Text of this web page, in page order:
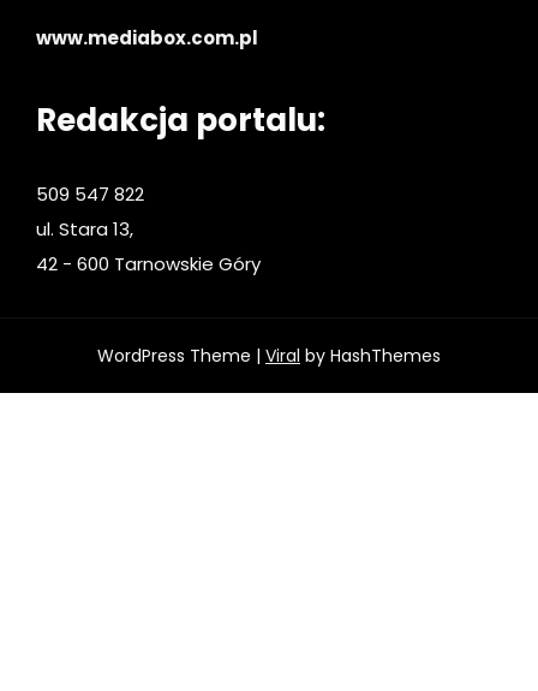
www.mediabox.com.pl
Redakcja portalu:
509 547 822
ul. Stara 13,
42 - 600 Tarnowskie Góry
WordPress Theme | Viral by HashThemes